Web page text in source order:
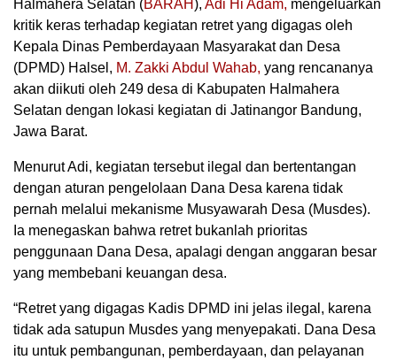
Halmahera Selatan (BARAH), Adi Hi Adam, mengeluarkan
kritik keras terhadap kegiatan retret yang digagas oleh
Kepala Dinas Pemberdayaan Masyarakat dan Desa
(DPMD) Halsel, M. Zakki Abdul Wahab, yang rencananya
akan diikuti oleh 249 desa di Kabupaten Halmahera
Selatan dengan lokasi kegiatan di Jatinangor Bandung,
Jawa Barat.
Menurut Adi, kegiatan tersebut ilegal dan bertentangan
dengan aturan pengelolaan Dana Desa karena tidak
pernah melalui mekanisme Musyawarah Desa (Musdes).
Ia menegaskan bahwa retret bukanlah prioritas
penggunaan Dana Desa, apalagi dengan anggaran besar
yang membebani keuangan desa.
“Retret yang digagas Kadis DPMD ini jelas ilegal, karena
tidak ada satupun Musdes yang menyepakati. Dana Desa
itu untuk pembangunan, pemberdayaan, dan pelayanan